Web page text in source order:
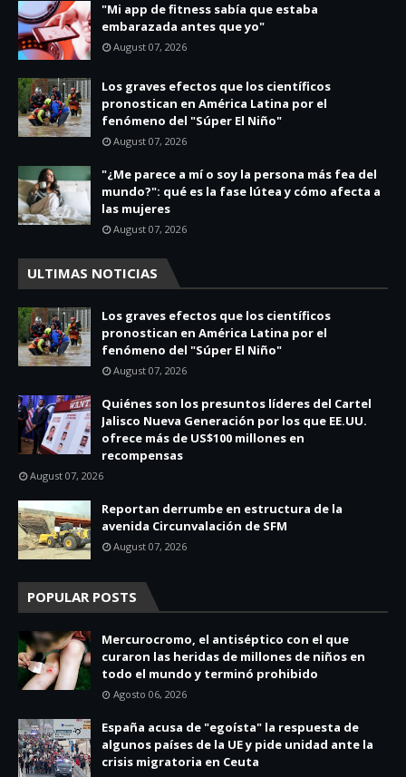
"Mi app de fitness sabía que estaba
embarazada antes que yo"
August 07, 2026
Los graves efectos que los científicos
pronostican en América Latina por el
fenómeno del "Súper El Niño"
August 07, 2026
"¿Me parece a mí o soy la persona más fea del
mundo?": qué es la fase lútea y cómo afecta a
las mujeres
August 07, 2026
ULTIMAS NOTICIAS
Los graves efectos que los científicos
pronostican en América Latina por el
fenómeno del "Súper El Niño"
August 07, 2026
Quiénes son los presuntos líderes del Cartel
Jalisco Nueva Generación por los que EE.UU.
ofrece más de US$100 millones en
recompensas
August 07, 2026
Reportan derrumbe en estructura de la
avenida Circunvalación de SFM
August 07, 2026
POPULAR POSTS
Mercurocromo, el antiséptico con el que
curaron las heridas de millones de niños en
todo el mundo y terminó prohibido
Agosto 06, 2026
España acusa de "egoísta" la respuesta de
algunos países de la UE y pide unidad ante la
crisis migratoria en Ceuta